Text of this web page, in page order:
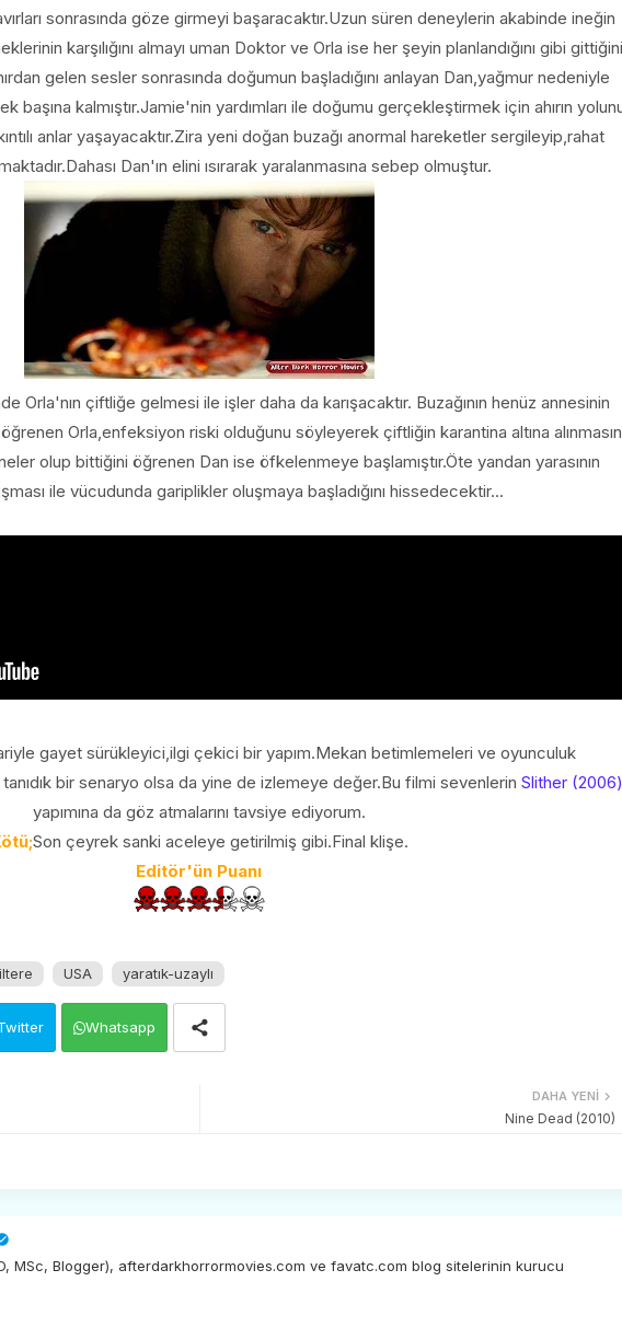
sonrasında göze girmeyi başaracaktır.Uzun süren deneylerin akabinde ineğin
karşılığını almayı uman Doktor ve Orla ise her şeyin planlandığını gibi gittiğini
gelen sesler sonrasında doğumun başladığını anlayan Dan,yağmur nedeniyle
başına kalmıştır.Jamie'nin yardımları ile doğumu gerçekleştirmek için ahırın
anlar yaşayacaktır.Zira yeni doğan buzağı anormal hareketler sergileyip,rahat
Dan'ın elini ısırarak yaralanmasına sebep olmuştur.
Orla'nın çiftliğe gelmesi ile işler daha da karışacaktır. Buzağının henüz annesinin
Orla,enfeksiyon riski olduğunu söyleyerek çiftliğin karantina altına
olup bittiğini öğrenen Dan ise öfkelenmeye başlamıştır.Öte yandan yarasının
ile vücudunda gariplikler oluşmaya başladığını hissedecektir...
gayet sürükleyici,ilgi çekici bir yapım.Mekan betimlemeleri ve oyunculuk
tanıdık bir senaryo olsa da yine de izlemeye değer.Bu filmi sevenlerin Slither (2006)
yapımına da göz atmalarını tavsiye ediyorum.
Son çeyrek sanki aceleye getirilmiş gibi.Final klişe.
Editör'ün Puanı
USA yaratık-uzaylı
Whatsapp
DAHA YENI
Nine Dead (2010)
MSc, Blogger), afterdarkhorrormovies.com ve favatc.com blog sitelerinin kurucu